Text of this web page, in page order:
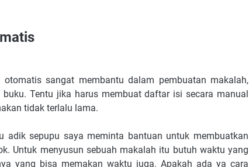
sangat membantu dalam pembuatan makalah,
Tentu jika harus membuat daftar isi secara manual
tidak terlalu lama.
sepupu saya meminta bantuan untuk membuatkan
Untuk menyusun sebuah makalah itu butuh waktu yang
yang bisa memakan waktu juga. Apakah ada ya cara